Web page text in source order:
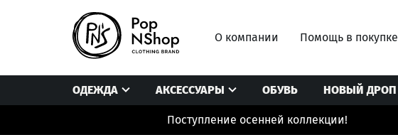
О компании Помощь в покупке
ОДЕЖДА
Блузы/рубашки
Комбинезоны
АКСЕССУАРЫ
Головные уборы/платки
ОБУВЬ НОВЫЙ ДРОП
Поступление осенней коллекции!